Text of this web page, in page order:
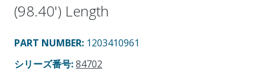
(98.40') Length
PART NUMBER: 1203410961
シリーズ番号:84702